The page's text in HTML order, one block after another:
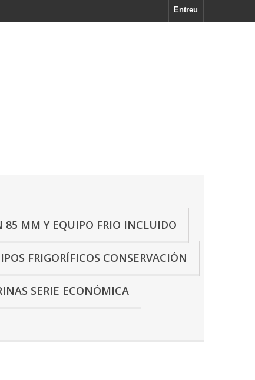
Entreu
85 MM Y EQUIPO FRIO INCLUIDO
FRIGORÍFICOS CONSERVACIÓN
SERIE ECONÓMICA